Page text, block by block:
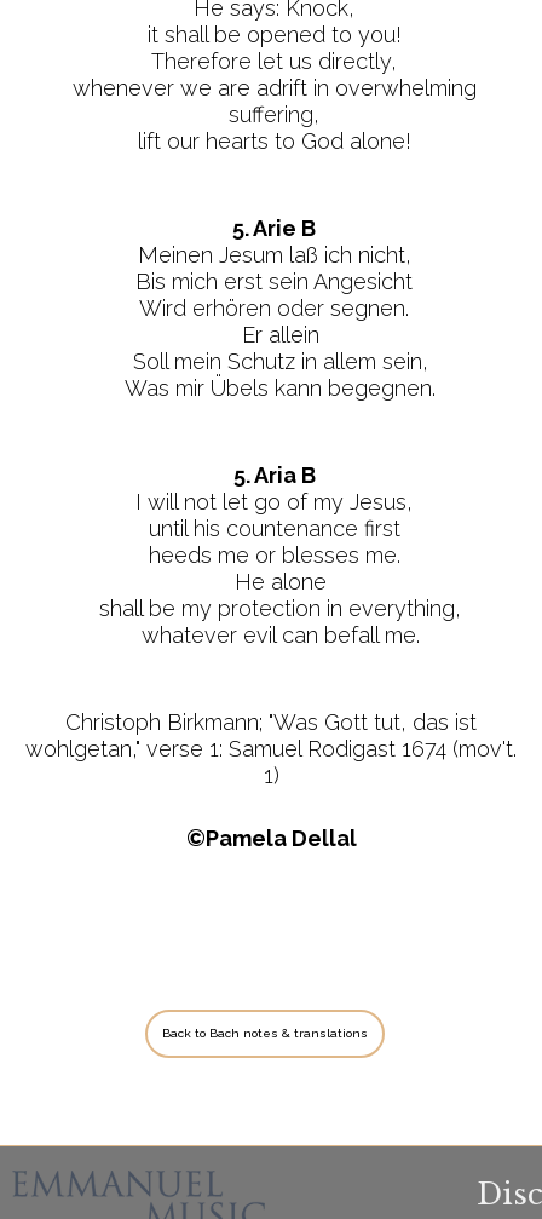
He says: Knock,
it shall be opened to you!
Therefore let us directly,
whenever we are adrift in overwhelming
suffering,
lift our hearts to God alone!
5. Arie B
Meinen Jesum laß ich nicht,
Bis mich erst sein Angesicht
Wird erhören oder segnen.
Er allein
Soll mein Schutz in allem sein,
Was mir Übels kann begegnen.
5. Aria B
I will not let go of my Jesus,
until his countenance first
heeds me or blesses me.
He alone
shall be my protection in everything,
whatever evil can befall me.
Christoph Birkmann; "Was Gott tut, das ist
wohlgetan," verse 1: Samuel Rodigast 1674 (mov't.
1)
©Pamela Dellal
Back to Bach notes & translations